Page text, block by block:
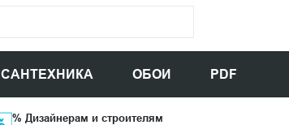
САНТЕХНИКА ОБОИ PDF
% Дизайнерам и строителям